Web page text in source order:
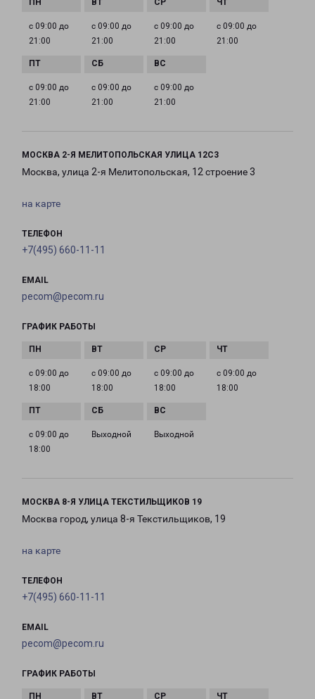
с 09:00 до
21:00
с 09:00 до
21:00
с 09:00 до
21:00
с 09:00 до
21:00
с 09:00 до
21:00
с 09:00 до
21:00
с 09:00 до
21:00
МОСКВА 2-Я МЕЛИТОПОЛЬСКАЯ УЛИЦА 12С3
Москва, улица 2-я Мелитопольская, 12 строение 3
на карте
ТЕЛЕФОН
+7(495) 660-11-11
EMAIL
pecom@pecom.ru
ГРАФИК РАБОТЫ
с 09:00 до
18:00
с 09:00 до
18:00
с 09:00 до
18:00
с 09:00 до
18:00
с 09:00 до
18:00
Выходной Выходной
МОСКВА 8-Я УЛИЦА ТЕКСТИЛЬЩИКОВ 19
Москва город, улица 8-я Текстильщиков, 19
на карте
ТЕЛЕФОН
+7(495) 660-11-11
EMAIL
pecom@pecom.ru
ГРАФИК РАБОТЫ